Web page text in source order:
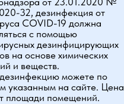
32, дезинфекция от
COVID-19 должна
с помощью
дезинфицирующих
на основе химических
и веществ.
можете по
указанным на сайте. Цена
площади помещений.